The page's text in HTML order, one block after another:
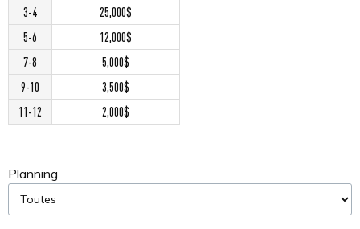
3-4
25,000$
5-6
12,000$
7-8
5,000$
9-10
3,500$
11-12
2,000$
Planning